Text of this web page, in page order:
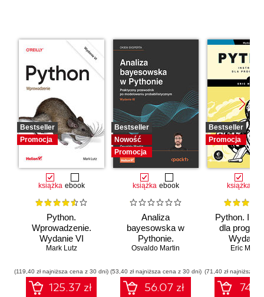
Bestseller
Promocja
książka ebook
Python.
Wprowadzenie.
Wydanie VI
Mark Lutz
(119,40 zł najniższa cena z 30 dni)
125.37 zł
Bestseller
Nowość
Promocja
książka ebook
Analiza
bayesowska w
Pythonie.
Praktyczny
modelowaniu
probabilistycznym.
Wydanie III
Osvaldo Martin
(53,40 zł najniższa cena z 30 dni)
56.07 zł
Bestseller
Promocja
książka
Python.
dla
Wydanie
Eric
(71,40 zł najniższa